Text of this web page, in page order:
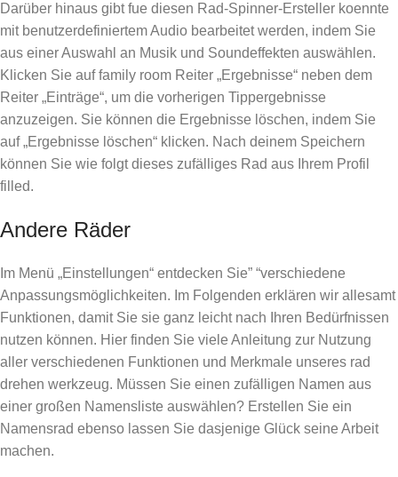
Darüber hinaus gibt fue diesen Rad-Spinner-Ersteller koennte
mit benutzerdefiniertem Audio bearbeitet werden, indem Sie
aus einer Auswahl an Musik und Soundeffekten auswählen.
Klicken Sie auf family room Reiter „Ergebnisse“ neben dem
Reiter „Einträge“, um die vorherigen Tippergebnisse
anzuzeigen. Sie können die Ergebnisse löschen, indem Sie
auf „Ergebnisse löschen“ klicken. Nach deinem Speichern
können Sie wie folgt dieses zufälliges Rad aus Ihrem Profil
filled.
Andere Räder
Im Menü „Einstellungen“ entdecken Sie” “verschiedene
Anpassungsmöglichkeiten. Im Folgenden erklären wir allesamt
Funktionen, damit Sie sie ganz leicht nach Ihren Bedürfnissen
nutzen können. Hier finden Sie viele Anleitung zur Nutzung
aller verschiedenen Funktionen und Merkmale unseres rad
drehen werkzeug. Müssen Sie einen zufälligen Namen aus
einer großen Namensliste auswählen? Erstellen Sie ein
Namensrad ebenso lassen Sie dasjenige Glück seine Arbeit
machen.